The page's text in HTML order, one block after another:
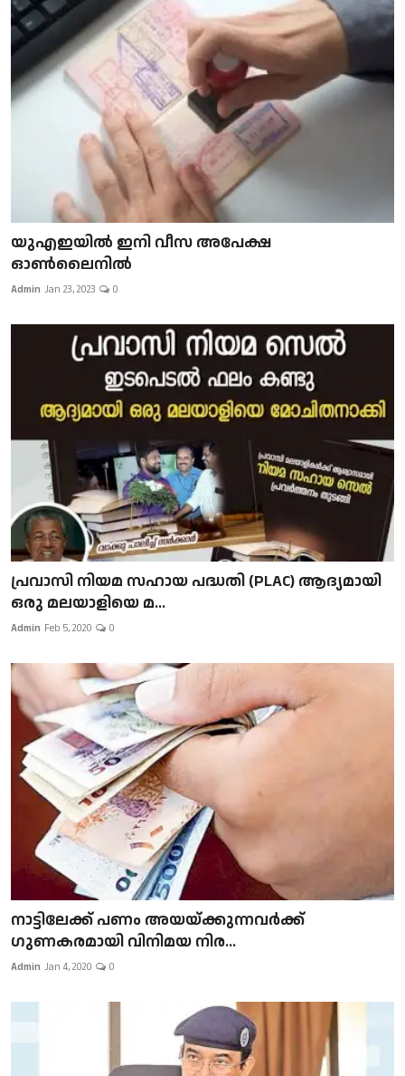
യുഎഇയിൽ ഇനി വീസ അപേക്ഷ
ഓൺലൈനിൽ
Admin Jan 23, 2023 0
പ്രവാസി നിയമ സഹായ പദ്ധതി (PLAC) ആദ്യമായി
ഒരു മലയാളിയെ മ...
Admin Feb 5, 2020 0
നാട്ടിലേക്ക് പണം അയയ്ക്കുന്നവർക്ക്
ഗുണകരമായി വിനിമയ നിര...
Admin Jan 4, 2020 0